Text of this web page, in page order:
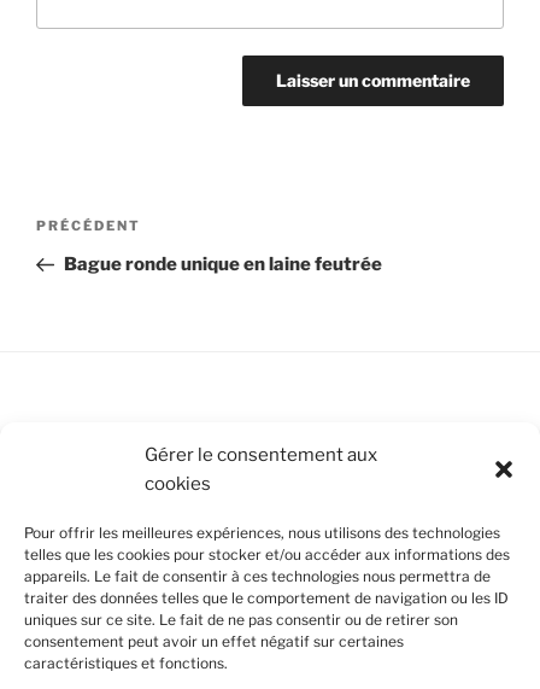
Gérer le consentement aux
cookies
Pour offrir les meilleures expériences, nous utilisons des technologies
telles que les cookies pour stocker et/ou accéder aux informations des
appareils. Le fait de consentir à ces technologies nous permettra de
traiter des données telles que le comportement de navigation ou les ID
uniques sur ce site. Le fait de ne pas consentir ou de retirer son
consentement peut avoir un effet négatif sur certaines
caractéristiques et fonctions.
Navigation
l’article
Article
précédent
PRÉCÉDENT
Bague ronde unique en laine feutrée
Conditions Générales de Vente
Mentions légales
Politique de cookies (UE)
SUIVEZ-NOUS
FacebookInstagram